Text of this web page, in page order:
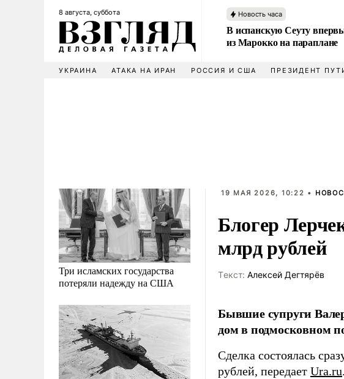
8 августа, суббота Новость часа
В испанскую Сеуту
из Марокко на параплане
УКРАИНА АТАКА НА ИРАН РОССИЯ И США ПРЕЗИДЕНТ
Три исламских государства
потеряли надежду на США
19 МАЯ 2026, 10:22 •
Блогер
млрд рублей
Tекст: Алексей Дегтярёв
Бывшие супруги
дом в подмосковном
Сделка состоялась
рублей, передает Ura.ru.